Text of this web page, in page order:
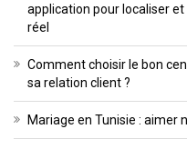
application pour localiser
réel
Comment choisir le bon
sa relation client ?
Mariage en Tunisie : aimer